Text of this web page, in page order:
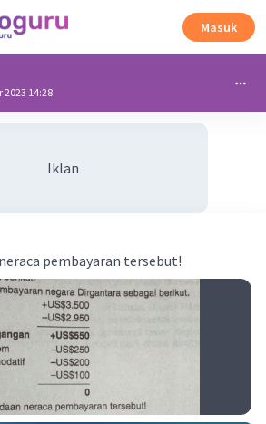
Masuk
2023 14:28
Iklan
pembayaran tersebut!